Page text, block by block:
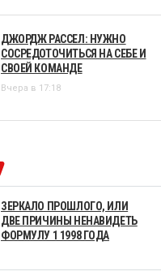
ДЖОРДЖ РАССЕЛ: НУЖНО
СОСРЕДОТОЧИТЬСЯ НА СЕБЕ И
СВОЕЙ КОМАНДЕ
Вчера в 17:18
ЗЕРКАЛО ПРОШЛОГО, ИЛИ
ДВЕ ПРИЧИНЫ НЕНАВИДЕТЬ
ФОРМУЛУ 1 1998 ГОДА